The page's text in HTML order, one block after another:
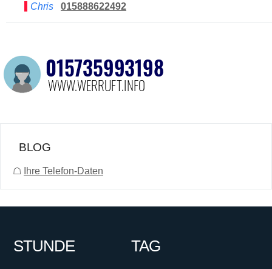
Chris
015888622492
BLOG
☖ Ihre Telefon-Daten
STUNDE TAG